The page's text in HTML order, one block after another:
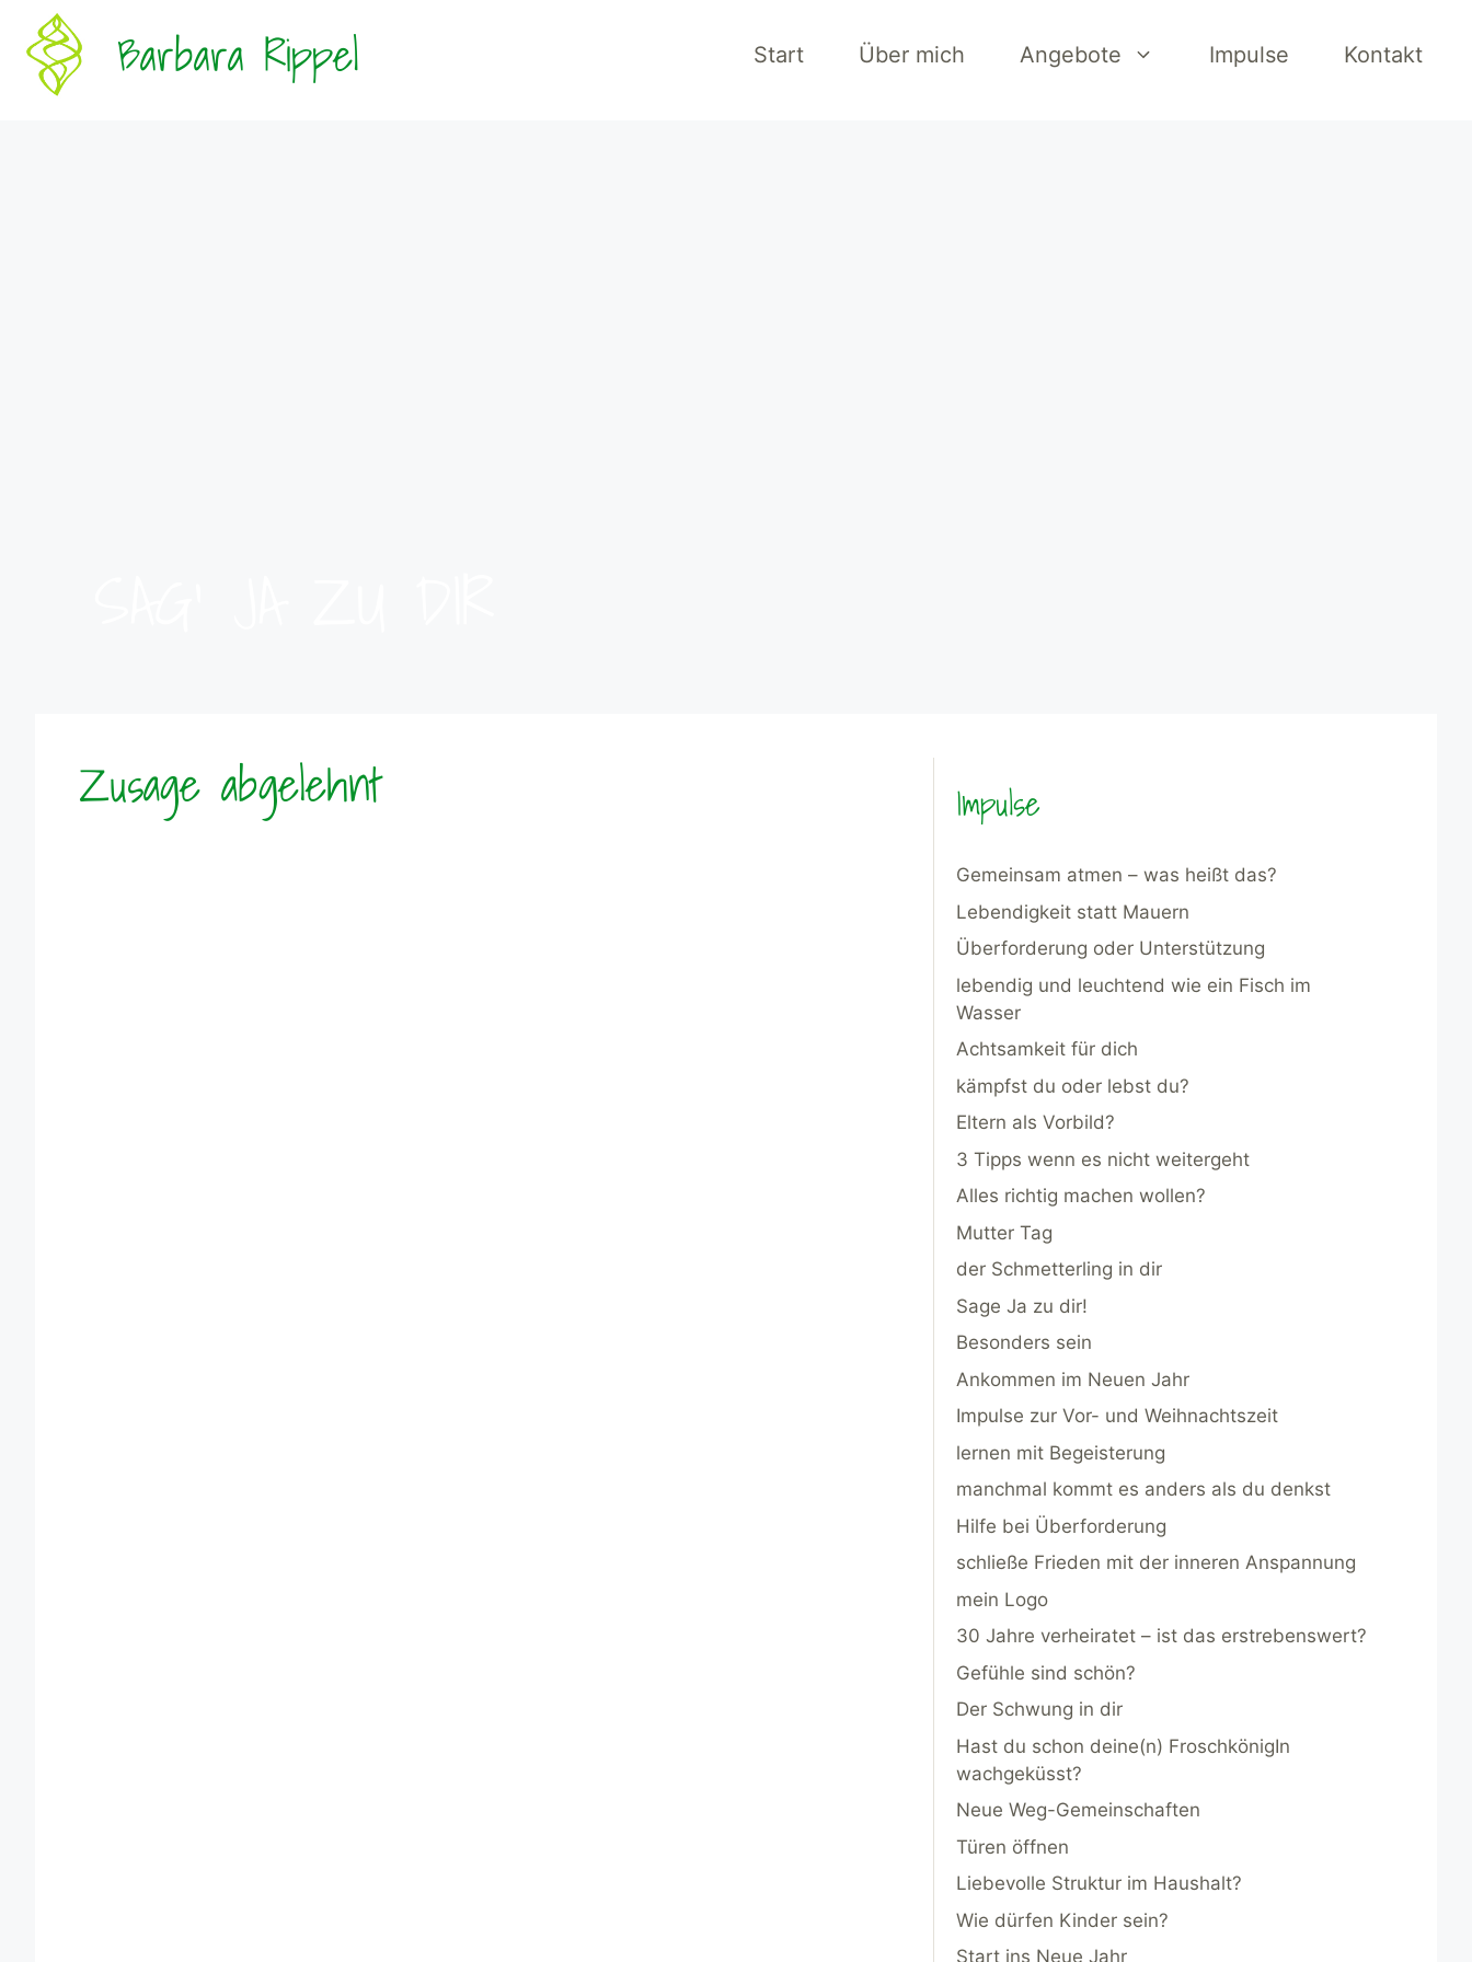
Inhalt
springen
Barbara Rippel Start Über mich Angebote Impulse Kontakt
Zusage abgelehnt Impulse
Gemeinsam atmen – was heißt das?
Lebendigkeit statt Mauern
Überforderung oder Unterstützung
lebendig und leuchtend wie ein Fisch im
Wasser
Achtsamkeit für dich
kämpfst du oder lebst du?
Eltern als Vorbild?
3 Tipps wenn es nicht weitergeht
Alles richtig machen wollen?
Mutter Tag
der Schmetterling in dir
Sage Ja zu dir!
Besonders sein
Ankommen im Neuen Jahr
Impulse zur Vor- und Weihnachtszeit
lernen mit Begeisterung
manchmal kommt es anders als du denkst
Hilfe bei Überforderung
schließe Frieden mit der inneren Anspannung
mein Logo
30 Jahre verheiratet – ist das erstrebenswert?
Gefühle sind schön?
Der Schwung in dir
Hast du schon deine(n) FroschkönigIn
wachgeküsst?
Neue Weg-Gemeinschaften
Türen öffnen
Liebevolle Struktur im Haushalt?
Wie dürfen Kinder sein?
Start ins Neue Jahr